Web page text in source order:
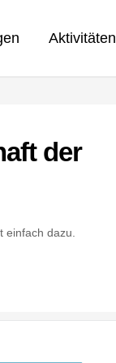
Aktivitäten
der
dazu.